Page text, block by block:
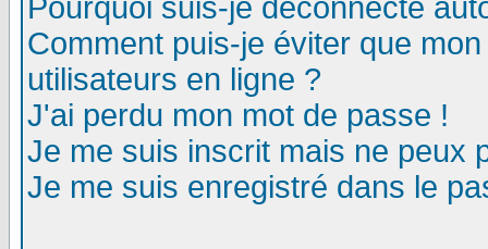
Pourquoi suis-je déconnecté
Comment puis-je éviter que
utilisateurs en ligne ?
J'ai perdu mon mot de passe !
Je me suis inscrit mais ne peux
Je me suis enregistré dans le